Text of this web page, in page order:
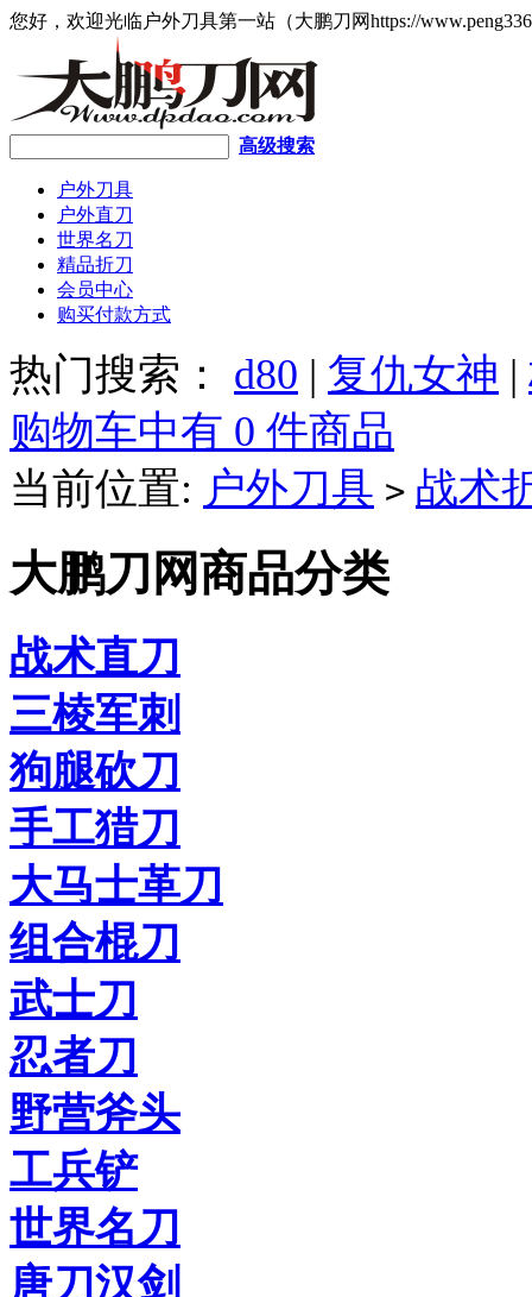
您好，欢迎光临户外刀具第一站（大鹏刀网https://
高级搜索
户外刀具
户外直刀
世界名刀
精品折刀
会员中心
购买付款方式
热门搜索： d80 | 复仇女神 |
购物车中有 0 件商品
当前位置: 户外刀具 > 战术
大鹏刀网商品分类
战术直刀
三棱军刺
狗腿砍刀
手工猎刀
大马士革刀
组合棍刀
武士刀
忍者刀
野营斧头
工兵铲
世界名刀
唐刀汉剑